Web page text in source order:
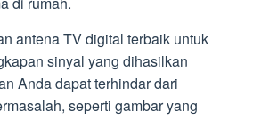
antena TV digital terbaik untuk
sinyal yang dihasilkan
Anda dapat terhindar dari
seperti gambar yang